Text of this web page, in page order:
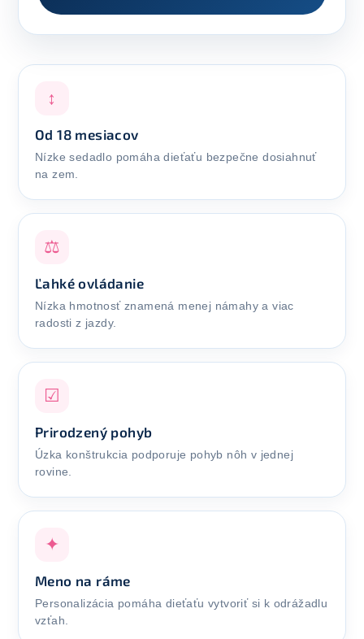
↕
Od 18 mesiacov
Nízke sedadlo pomáha dieťaťu bezpečne dosiahnuť
na zem.
⚖
Ľahké ovládanie
Nízka hmotnosť znamená menej námahy a viac
radosti z jazdy.
☑
Prirodzený pohyb
Úzka konštrukcia podporuje pohyb nôh v jednej
rovine.
✦
Meno na ráme
Personalizácia pomáha dieťaťu vytvoriť si k odrážadlu
vzťah.